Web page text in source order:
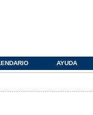
AYUDA